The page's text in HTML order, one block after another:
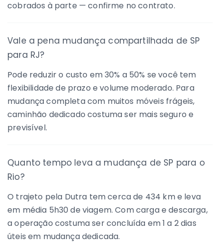
cobrados à parte — confirme no contrato.
Vale a pena mudança compartilhada de SP
para RJ?
Pode reduzir o custo em 30% a 50% se você tem
flexibilidade de prazo e volume moderado. Para
mudança completa com muitos móveis frágeis,
caminhão dedicado costuma ser mais seguro e
previsível.
Quanto tempo leva a mudança de SP para o
Rio?
O trajeto pela Dutra tem cerca de 434 km e leva
em média 5h30 de viagem. Com carga e descarga,
a operação costuma ser concluída em 1 a 2 dias
úteis em mudança dedicada.